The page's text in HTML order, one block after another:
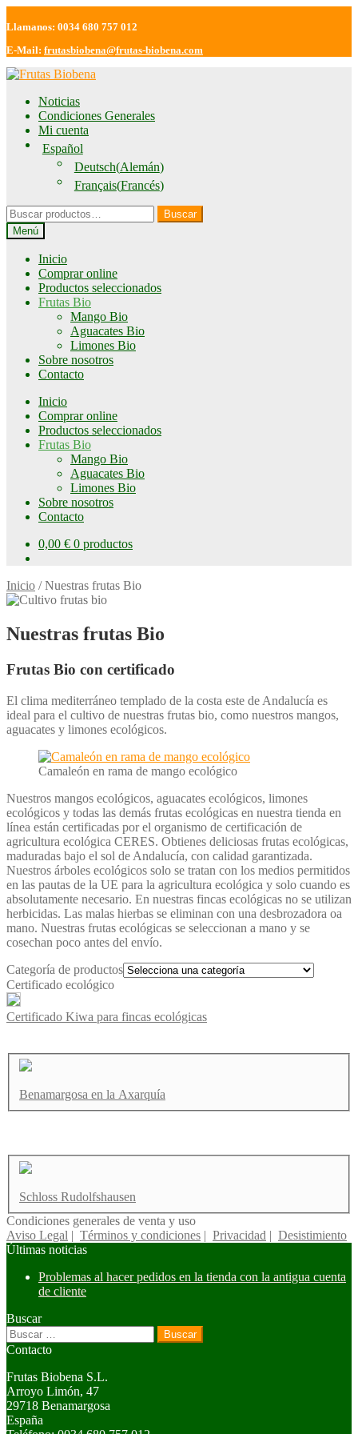
Llamanos: 0034 680 757 012
E-Mail: frutasbiobena@frutas-biobena.com
Ir
navegación
Ir
contenidoNoticias
Condiciones Generales
Mi cuenta
Español
Deutsch(Alemán)
Français(Francés)
Buscar
por:
Buscar
Menú
Inicio
Comprar online
Productos seleccionados
Frutas Bio
Mango Bio
Aguacates Bio
Limones Bio
Sobre nosotros
Contacto
Inicio
Comprar online
Productos seleccionados
Frutas Bio
Mango Bio
Aguacates Bio
Limones Bio
Sobre nosotros
Contacto
0,00 € 0 productos
Inicio /Nuestras frutas Bio
Nuestras frutas Bio
Frutas Bio con certificado
El clima mediterráneo templado de la costa este de Andalucía es
ideal para el cultivo de nuestras frutas bio, como nuestros mangos,
aguacates y limones ecológicos.
Camaleón en rama de mango ecológico
Nuestros mangos ecológicos, aguacates ecológicos, limones
ecológicos y todas las demás frutas ecológicas en nuestra tienda en
línea están certificadas por el organismo de certificación de
agricultura ecológica CERES. Obtienes deliciosas frutas ecológicas,
maduradas bajo el sol de Andalucía, con calidad garantizada.
Nuestros árboles ecológicos solo se tratan con los medios permitidos
en las pautas de la UE para la agricultura ecológica y solo cuando es
absolutamente necesario. En nuestras fincas ecológicas no se utilizan
herbicidas. Las malas hierbas se eliminan con una desbrozadora oa
mano. Nuestras frutas ecológicas se seleccionan a mano y se
cosechan poco antes del envío.
Categoría de productos
Certificado ecológico
Certificado Kiwa para fincas ecológicas
Benamargosa en la Axarquía
Schloss Rudolfshausen
Condiciones generales de venta y uso
Aviso Legal | Términos y condiciones | Privacidad | Desistimiento
Últimas noticias
Problemas al hacer pedidos en la tienda con la antigua cuenta
de cliente
Buscar
Buscar:
Contacto
Frutas Biobena S.L.
Arroyo Limón, 47
29718 Benamargosa
España